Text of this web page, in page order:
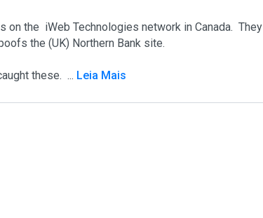
the  iWeb Technologies network in Canada.  They
the (UK) Northern Bank site.
these. ... Leia Mais